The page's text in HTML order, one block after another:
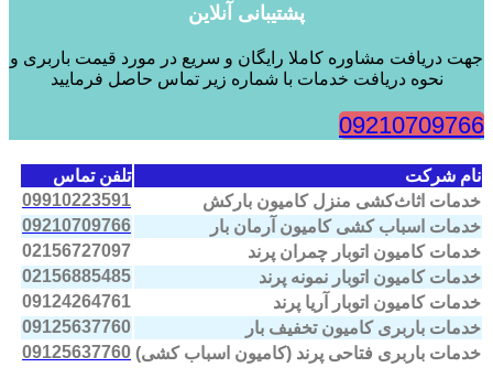
پشتیبانی آنلاین
جهت دریافت مشاوره کاملا رایگان و سریع در مورد قیمت باربری و
نحوه دریافت خدمات با شماره زیر تماس حاصل فرمایید
09210709766
نام شرکت
تلفن تماس
خدمات اثاث‌کشی منزل کامیون بارکش
09910223591
خدمات اسباب کشی کامیون آرمان بار
09210709766
خدمات کامیون اتوبار چمران پرند
02156727097
خدمات کامیون اتوبار نمونه پرند
02156885485
خدمات کامیون اتوبار آریا پرند
09124264761
خدمات باربری کامیون تخفیف بار
09125637760
خدمات باربری فتاحی پرند (کامیون اسباب کشی) 09125637760